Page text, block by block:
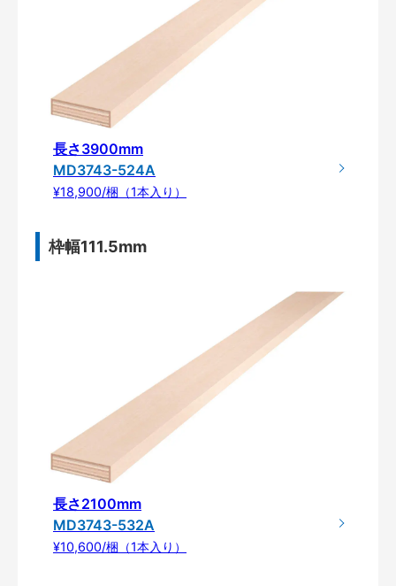
長さ3900mm
MD3743-524A
¥18,900/梱（1本入り）
枠幅111.5mm
長さ2100mm
MD3743-532A
¥10,600/梱（1本入り）